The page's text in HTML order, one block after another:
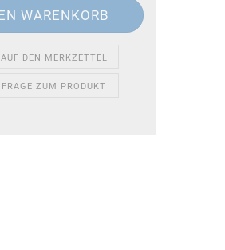
AUF DEN MERKZETTEL
FRAGE ZUM PRODUKT